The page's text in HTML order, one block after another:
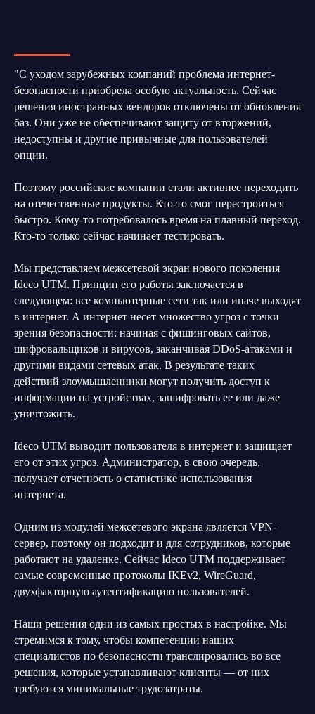
"С уходом зарубежных компаний проблема интернет-
безопасности приобрела особую актуальность. Сейчас
решения иностранных вендоров отключены от обновления
баз. Они уже не обеспечивают защиту от вторжений,
недоступны и другие привычные для пользователей
опции.
Поэтому российские компании стали активнее переходить
на отечественные продукты. Кто-то смог перестроиться
быстро. Кому-то потребовалось время на плавный переход.
Кто-то только сейчас начинает тестировать.
Мы представляем межсетевой экран нового поколения
Ideco UTM. Принцип его работы заключается в
следующем: все компьютерные сети так или иначе выходят
в интернет. А интернет несет множество угроз с точки
зрения безопасности: начиная с фишинговых сайтов,
шифровальщиков и вирусов, заканчивая DDoS-атаками и
другими видами сетевых атак. В результате таких
действий злоумышленники могут получить доступ к
информации на устройствах, зашифровать ее или даже
уничтожить.
Ideco UTM выводит пользователя в интернет и защищает
его от этих угроз. Администратор, в свою очередь,
получает отчетность о статистике использования
интернета.
Одним из модулей межсетевого экрана является VPN-
сервер, поэтому он подходит и для сотрудников, которые
работают на удаленке. Сейчас Ideco UTM поддерживает
самые современные протоколы IKEv2, WireGuard,
двухфакторную аутентификацию пользователей.
Наши решения одни из самых простых в настройке. Мы
стремимся к тому, чтобы компетенции наших
специалистов по безопасности транслировались во все
решения, которые устанавливают клиенты — от них
требуются минимальные трудозатраты.